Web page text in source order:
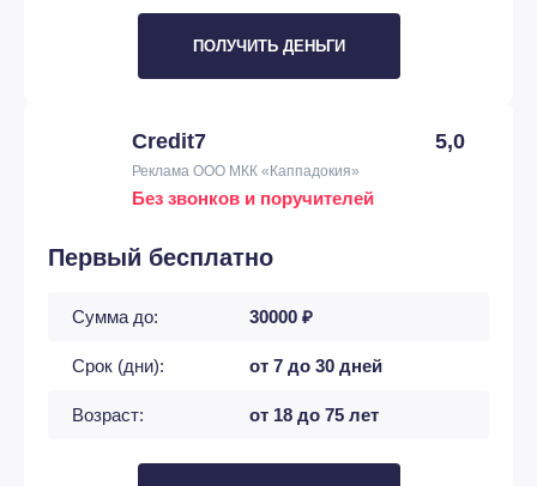
ПОЛУЧИТЬ ДЕНЬГИ
Credit7 5,0
Реклама ООО МКК «Каппадокия»
Без звонков и поручителей
Первый бесплатно
Сумма до: 30000 ₽
Срок (дни): от 7 до 30 дней
Возраст: от 18 до 75 лет